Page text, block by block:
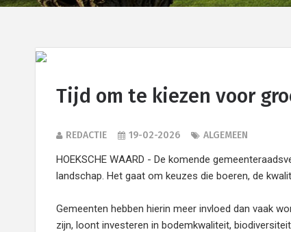
Tijd om te kiezen voor
REDACTIE 19-02-2026 ALGEMEEN
HOEKSCHE WAARD - De komende
landschap. Het gaat om keuzes die boeren, de
Gemeenten hebben hierin meer invloed dan vaak
zijn, loont investeren in bodemkwaliteit,